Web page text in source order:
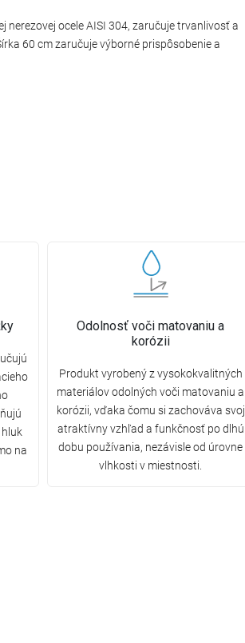
ocele AISI 304, zaručuje trvanlivosť a
60 cm zaručuje výborné prispôsobenie a
na
Odolnosť voči matovaniu a
korózii
Produkt vyrobený z vysokokvalitných
materiálov odolných voči matovaniu a
korózii, vďaka čomu si zachováva svoj
atraktívny vzhľad a funkčnosť po dlhú
dobu používania, nezávisle od úrovne
vlhkosti v miestnosti.